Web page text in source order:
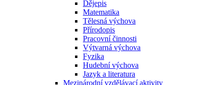
Dějepis
Matematika
Tělesná výchova
Přírodopis
Pracovní činnosti
Výtvarná výchova
Fyzika
Hudební výchova
Jazyk a literatura
Mezinárodní vzdělávací aktivity